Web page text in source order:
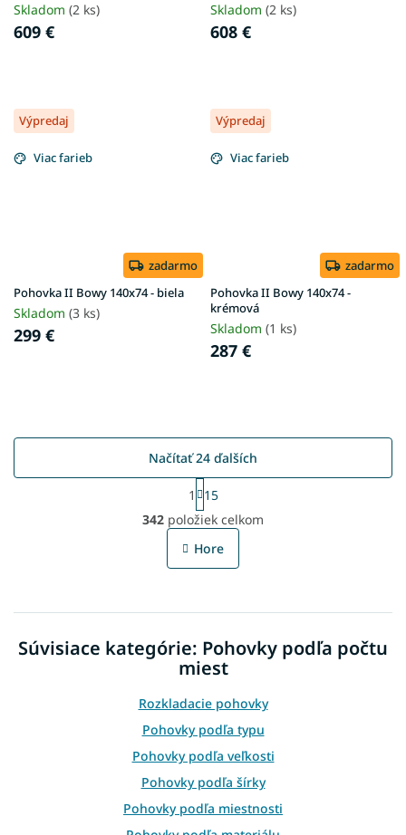
Skladom (2 ks)
609 €
Skladom (2 ks)
608 €
Výpredaj
Viac farieb
zadarmo
Pohovka II Bowy 140x74 - biela
Skladom (3 ks)
299 €
Výpredaj
Viac farieb
zadarmo
Pohovka II Bowy 140x74 -
krémová
Skladom (1 ks)
287 €
O
v
l
á
c
e
p
r
v
k
y
v
ý
p
i
s
Načítať 24 ďalších
S
t
r
á
n
a
i
e
1
15
342 položiek celkom
Hore
Súvisiace kategórie: Pohovky podľa počtu
miest
Rozkladacie pohovky
Pohovky podľa typu
Pohovky podľa veľkosti
Pohovky podľa šírky
Pohovky podľa miestnosti